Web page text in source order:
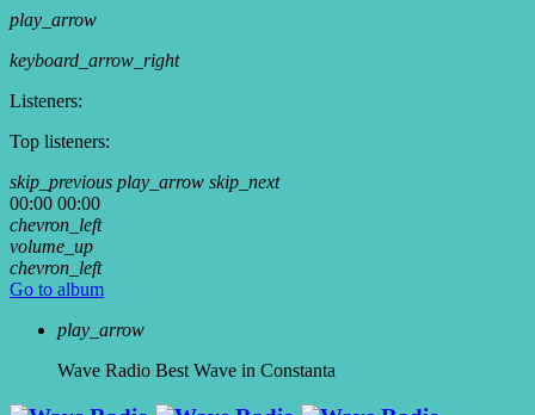
play_arrow
keyboard_arrow_right
Listeners:
Top listeners:
skip_previous play_arrow skip_next
00:00 00:00
chevron_left
volume_up
chevron_left
Go to album
play_arrow
Wave Radio Best Wave in Constanta